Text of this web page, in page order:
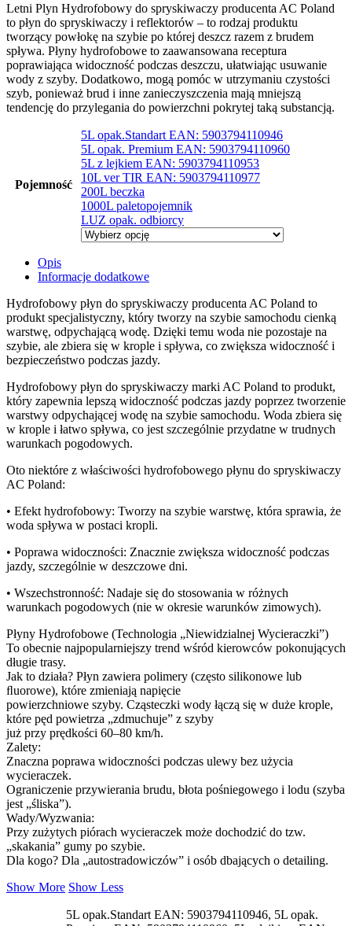
Letni Plyn Hydrofobowy do spryskiwaczy producenta AC Poland
to płyn do spryskiwaczy i reflektorów – to rodzaj produktu
tworzący powłokę na szybie po której deszcz razem z brudem
spływa. Płyny hydrofobowe to zaawansowana receptura
poprawiająca widoczność podczas deszczu, ułatwiając usuwanie
wody z szyby. Dodatkowo, mogą pomóc w utrzymaniu czystości
szyb, ponieważ brud i inne zanieczyszczenia mają mniejszą
tendencję do przylegania do powierzchni pokrytej taką substancją.
Pojemność
5L opak.Standart EAN: 5903794110946
5L opak. Premium EAN: 5903794110960
5L z lejkiem EAN: 5903794110953
10L ver TIR EAN: 5903794110977
200L beczka
1000L paletopojemnik
LUZ opak. odbiorcy
Opis
Informacje dodatkowe
Hydrofobowy płyn do spryskiwaczy producenta AC Poland to
produkt specjalistyczny, który tworzy na szybie samochodu cienką
warstwę, odpychającą wodę. Dzięki temu woda nie pozostaje na
szybie, ale zbiera się w krople i spływa, co zwiększa widoczność i
bezpieczeństwo podczas jazdy.
Hydrofobowy płyn do spryskiwaczy marki AC Poland to produkt,
który zapewnia lepszą widoczność podczas jazdy poprzez tworzenie
warstwy odpychającej wodę na szybie samochodu. Woda zbiera się
w krople i łatwo spływa, co jest szczególnie przydatne w trudnych
warunkach pogodowych.
Oto niektóre z właściwości hydrofobowego płynu do spryskiwaczy
AC Poland:
• Efekt hydrofobowy: Tworzy na szybie warstwę, która sprawia, że
woda spływa w postaci kropli.
• Poprawa widoczności: Znacznie zwiększa widoczność podczas
jazdy, szczególnie w deszczowe dni.
• Wszechstronność: Nadaje się do stosowania w różnych
warunkach pogodowych (nie w okresie warunków zimowych).
Płyny Hydrofobowe (Technologia „Niewidzialnej Wycieraczki”)
To obecnie najpopularniejszy trend wśród kierowców pokonujących
długie trasy.
Jak to działa? Płyn zawiera polimery (często silikonowe lub
ﬂuorowe), które zmieniają napięcie
powierzchniowe szyby. Cząsteczki wody łączą się w duże krople,
które pęd powietrza „zdmuchuje” z szyby
już przy prędkości 60–80 km/h.
Zalety:
Znaczna poprawa widoczności podczas ulewy bez użycia
wycieraczek.
Ograniczenie przywierania brudu, błota pośniegowego i lodu (szyba
jest „śliska”).
Wady/Wyzwania:
Przy zużytych piórach wycieraczek może dochodzić do tzw.
„skakania” gumy po szybie.
Dla kogo? Dla „autostradowiczów” i osób dbających o detailing.
Show More Show Less
5L opak.Standart EAN: 5903794110946, 5L opak.